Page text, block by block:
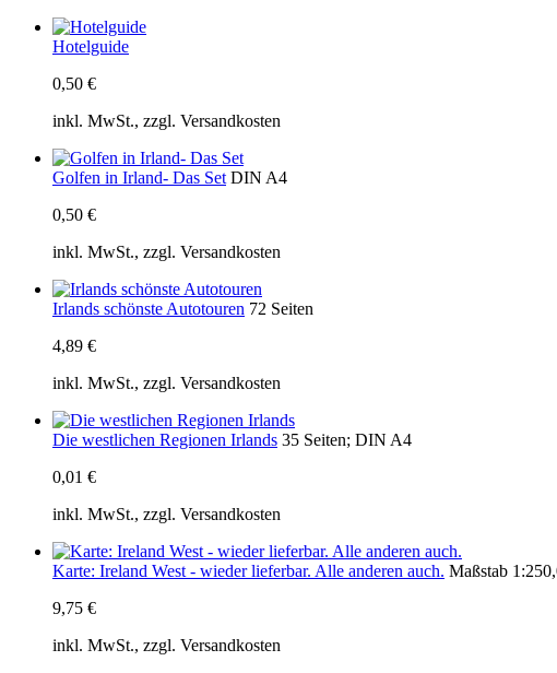
Hotelguide
0,50 €
inkl. MwSt., zzgl. Versandkosten
Golfen in Irland- Das Set DIN A4
0,50 €
inkl. MwSt., zzgl. Versandkosten
Irlands schönste Autotouren 72 Seiten
4,89 €
inkl. MwSt., zzgl. Versandkosten
Die westlichen Regionen Irlands 35 Seiten; DIN A4
0,01 €
inkl. MwSt., zzgl. Versandkosten
Karte: Ireland West - wieder lieferbar. Alle anderen auch. Maßstab
9,75 €
inkl. MwSt., zzgl. Versandkosten